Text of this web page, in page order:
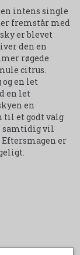
intens single
fremstår med
er blevet
den en
røgede
citrus.
en let
en let
en
til et godt valg
samtidig vil
er